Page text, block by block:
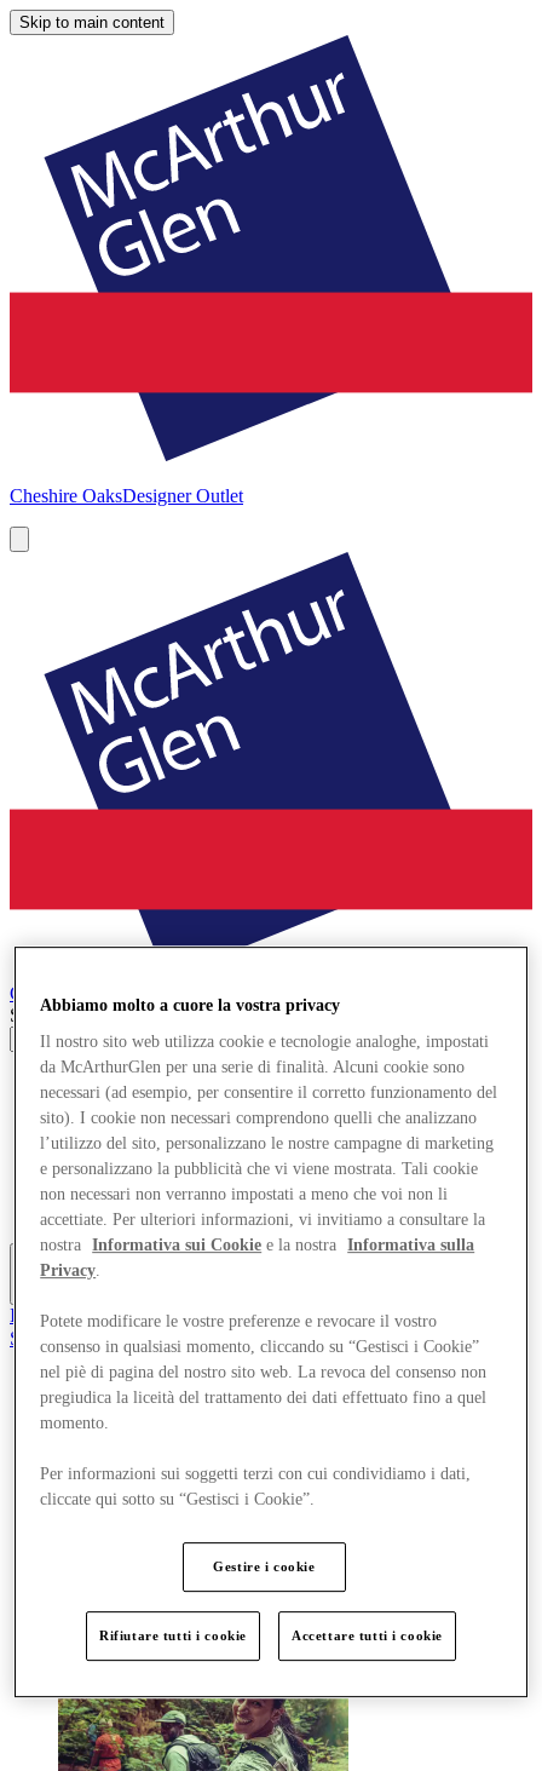
Skip to main content
Cheshire OaksDesigner Outlet
Cheshire Oaks
Search input
Negozi
Offerte
Pianifica la tua visita
Cosa c'è in programma
Mangia e Bevi
Gift Card
Servizi
Il Club
Salvata
it
Negozi
Offerte
Cosa c'è in programma
Gift Card
Abbiamo molto a cuore la vostra privacy
Il nostro sito web utilizza cookie e tecnologie analoghe, impostati
da McArthurGlen per una serie di finalità. Alcuni cookie sono
necessari (ad esempio, per consentire il corretto funzionamento del
sito). I cookie non necessari comprendono quelli che analizzano
l’utilizzo del sito, personalizzano le nostre campagne di marketing
e personalizzano la pubblicità che vi viene mostrata. Tali cookie
non necessari non verranno impostati a meno che voi non li
accettiate. Per ulteriori informazioni, vi invitiamo a consultare la
nostra
Informativa sui Cookie e la nostra
Informativa sulla
Privacy.
Potete modificare le vostre preferenze e revocare il vostro
consenso in qualsiasi momento, cliccando su “Gestisci i Cookie”
nel piè di pagina del nostro sito web. La revoca del consenso non
pregiudica la liceità del trattamento dei dati effettuato fino a quel
momento.
Per informazioni sui soggetti terzi con cui condividiamo i dati,
cliccate qui sotto su “Gestisci i Cookie”.
Gestire i cookie
Rifiutare tutti i cookie Accettare tutti i cookie